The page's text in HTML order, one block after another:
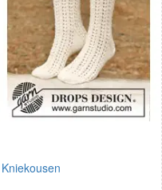
Kniekousen